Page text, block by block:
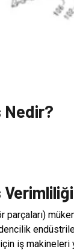
iş makineleri